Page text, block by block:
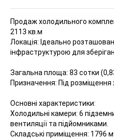
Продаж холодильного
2113 кв.м
Локація: Ідеально
інфраструктурою для
Загальна площа: 83 сотки
Призначення: Під
Основні характеристики:
Холодильні камери: 6
вентиляції та підйомниками.
Складські приміщення: 1796